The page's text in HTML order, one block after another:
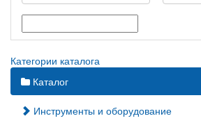
Категории каталога
Каталог
Инструменты и оборудование